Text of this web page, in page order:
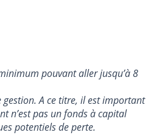
pouvant aller jusqu’à 8
A ce titre, il est important
n’est pas un fonds à capital
potentiels de perte.